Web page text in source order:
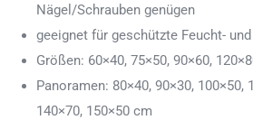
Nägel/Schrauben genügen
geeignet für geschützte Feucht-
Größen: 60×40, 75×50, 90×60,
Panoramen: 80×40, 90×30, 100×50,
140×70, 150×50 cm